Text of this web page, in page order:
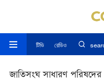
টিভি রেডিও
জাতিসংঘ সাধারণ